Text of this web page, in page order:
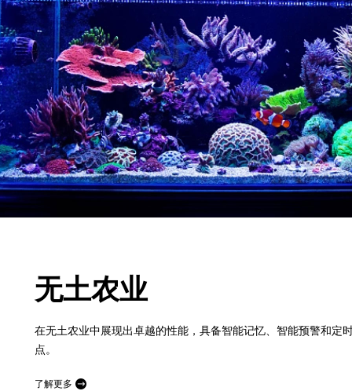
无土农业
在无土农业中展现出卓越的性能，具备智能记忆、智能预警和定
点。
了解更多